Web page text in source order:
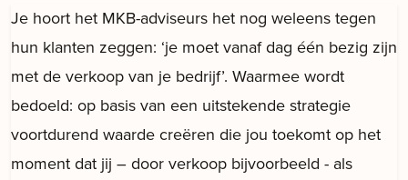
Je hoort het MKB-adviseurs het nog weleens tegen
hun klanten zeggen: ‘je moet vanaf dag één bezig zijn
met de verkoop van je bedrijf’. Waarmee wordt
bedoeld: op basis van een uitstekende strategie
voortdurend waarde creëren die jou toekomt op het
moment dat jij – door verkoop bijvoorbeeld - als